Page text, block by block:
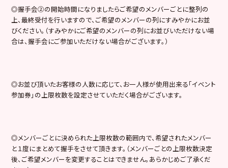
◎握手会②の開始時間になりましたらご希望のメンバーごとに整列の
上、最終受付を行いますので、ご希望のメンバーの列にすみやかにお並
びください。（すみやかにご希望のメンバーの列にお並びいただけない場
合は、握手会にご参加いただけない場合がございます。）
◎お並び頂いたお客様の人数に応じて、お一人様が使用出来る「イベント
参加券」の上限枚数を設定させていただく場合がございます。
◎メンバーごとに決められた上限枚数の範囲内で、希望されたメンバー
と１度にまとめて握手をさせて頂きます。（メンバーごとの上限枚数決定
後、ご希望メンバーを変更することはできません。あらかじめご了承くだ